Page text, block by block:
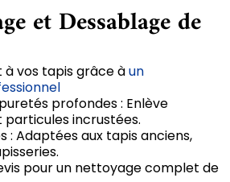
et Dessablage de
à vos tapis grâce àun
profondes : Enlève
particules incrustées.
: Adaptées aux tapis anciens,
pour un nettoyage complet de